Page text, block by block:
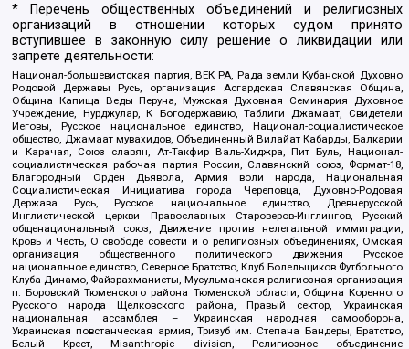
* Перечень общественных объединений и религиозных
организаций в отношении которых судом принято
вступившее в законную силу решение о ликвидации или
запрете деятельности:
Национал-большевистская партия, ВЕК РА, Рада земли Кубанской Духовно
Родовой Державы Русь, организация Асгардская Славянская Община,
Община Капища Веды Перуна, Мужская Духовная Семинария Духовное
Учреждение, Нурджулар, К Богодержавию, Таблиги Джамаат, Свидетели
Иеговы, Русское национальное единство, Национал-социалистическое
общество, Джамаат мувахидов, Объединенный Вилайат Кабарды, Балкарии
и Карачая, Союз славян, Ат-Такфир Валь-Хиджра, Пит Буль, Национал-
социалистическая рабочая партия России, Славянский союз, Формат-18,
Благородный Орден Дьявола, Армия воли народа, Национальная
Социалистическая Инициатива города Череповца, Духовно-Родовая
Держава Русь, Русское национальное единство, Древнерусской
Инглистической церкви Православных Староверов-Инглингов, Русский
общенациональный союз, Движение против нелегальной иммиграции,
Кровь и Честь, О свободе совести и о религиозных объединениях, Омская
организация общественного политического движения Русское
национальное единство, Северное Братство, Клуб Болельщиков Футбольного
Клуба Динамо, Файзрахманисты, Мусульманская религиозная организация
п. Боровский Тюменского района Тюменской области, Община Коренного
Русского народа Щелковского района, Правый сектор, Украинская
национальная ассамблея – Украинская народная самооборона,
Украинская повстанческая армия, Тризуб им. Степана Бандеры, Братство,
Белый Крест, Misanthropic division, Религиозное объединение